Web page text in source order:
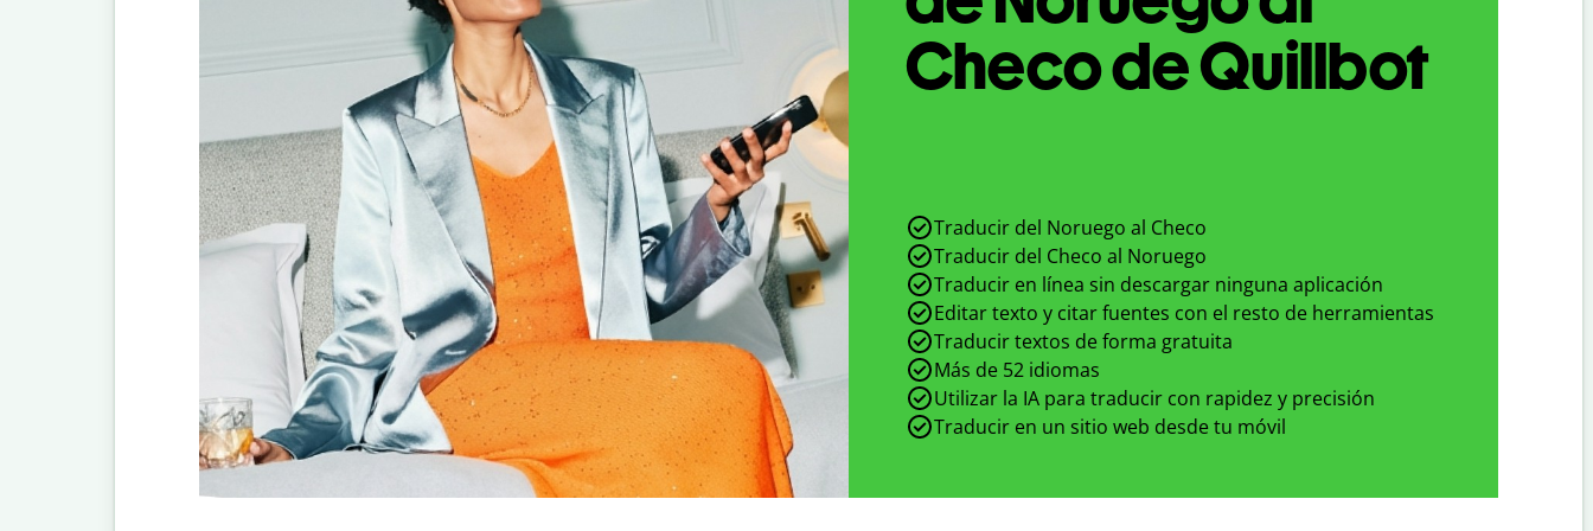
Checo de Quillbot
Traducir del Noruego al Checo
Traducir del Checo al Noruego
Traducir en línea sin descargar ninguna aplicación
Editar texto y citar fuentes con el resto de herramientas
Traducir textos de forma gratuita
Más de 52 idiomas
Utilizar la IA para traducir con rapidez y precisión
Traducir en un sitio web desde tu móvil